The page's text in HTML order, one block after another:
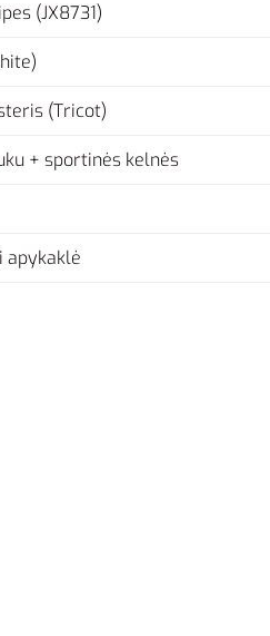
(JX8731)
(Tricot)
+ sportinės kelnės
apykaklė